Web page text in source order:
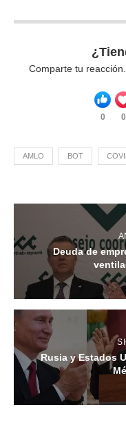
Comparte tu
0 0
AMLO BOT
Deuda de
Rusia y Estados